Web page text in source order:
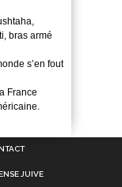
bras armé
s’en fout
France
JUIVE